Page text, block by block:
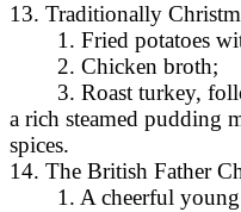
13. Traditionally
1. Fried potatoes
2. Chicken broth;
3. Roast turkey,
a rich steamed pudding
spices.
14. The British Father
1. A cheerful young